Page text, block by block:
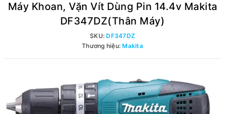
Máy Khoan, Vặn Vít Dùng Pin 14.4v Makita
DF347DZ(Thân Máy)
SKU:DF347DZ
Thương hiệu:Makita